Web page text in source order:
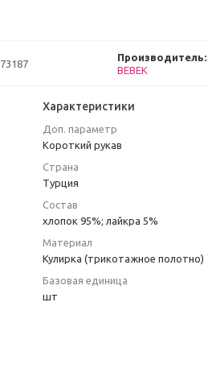
73187
Производитель:
BEBEK
Характеристики
Доп. параметр
Короткий рукав
Страна
Турция
Состав
хлопок 95%; лайкра 5%
Материал
Кулирка (трикотажное полотно)
Базовая единица
шт